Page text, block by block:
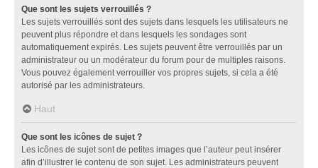
Que sont les sujets verrouillés ?
Les sujets verrouillés sont des sujets dans lesquels les utilisateurs ne
peuvent plus répondre et dans lesquels les sondages sont
automatiquement expirés. Les sujets peuvent être verrouillés par un
administrateur ou un modérateur du forum pour de multiples raisons.
Vous pouvez également verrouiller vos propres sujets, si cela a été
autorisé par les administrateurs.
Haut
Que sont les icônes de sujet ?
Les icônes de sujet sont de petites images que l’auteur peut insérer
afin d’illustrer le contenu de son sujet. Les administrateurs peuvent